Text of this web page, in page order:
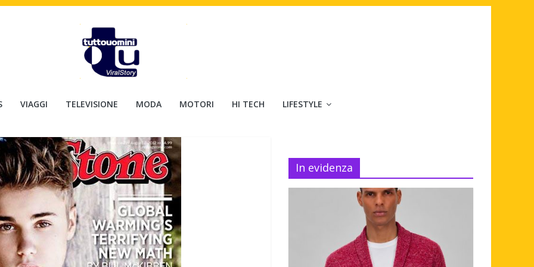
VIAGGI TELEVISIONE MODA MOTORI HI TECH LIFESTYLE
In evidenza